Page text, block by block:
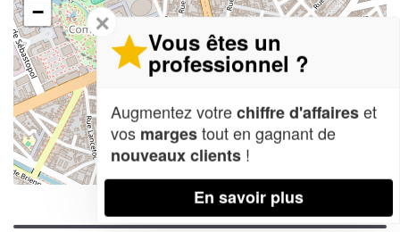
−
Leaflet| Map data ©OpenStreetMap contributors,CC-BY-SA
✕
Vous êtes un
professionnel ?
Augmentez votrechiffre d'affaireset
vos margestout en gagnant de
nouveaux clients !
En savoir plus